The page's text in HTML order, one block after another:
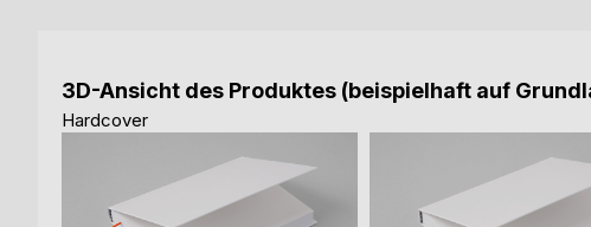
3D-Ansicht des Produktes (beispielhaft auf
Hardcover